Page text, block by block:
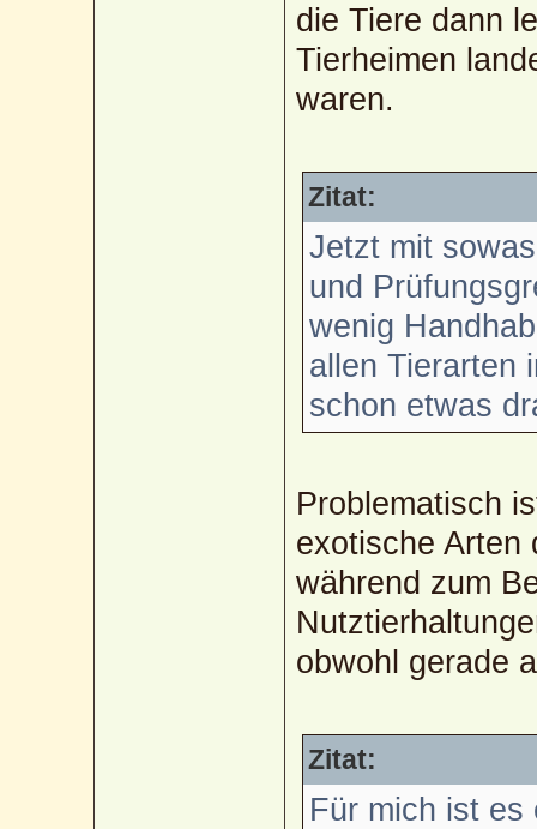
die Tiere dann
Tierheimen
waren.
Zitat:
Jetzt mit
und
wenig
allen Tierarten
schon etwas
Problematisch
exotische Arten
während zum
obwohl gerade
Zitat:
Für mich ist es